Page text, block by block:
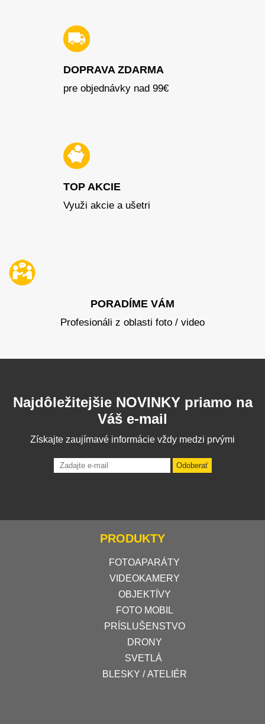
DOPRAVA ZDARMA
pre objednávky nad 99€
TOP AKCIE
Využi akcie a ušetri
PORADÍME VÁM
Profesionáli z oblasti foto / video
Najdôležitejšie NOVINKY priamo na
Váš e-mail
Získajte zaujímavé informácie vždy medzi prvými
Odoberať
PRODUKTY
FOTOAPARÁTY
VIDEOKAMERY
OBJEKTÍVY
FOTO MOBIL
PRÍSLUŠENSTVO
DRONY
SVETLÁ
BLESKY / ATELIÉR